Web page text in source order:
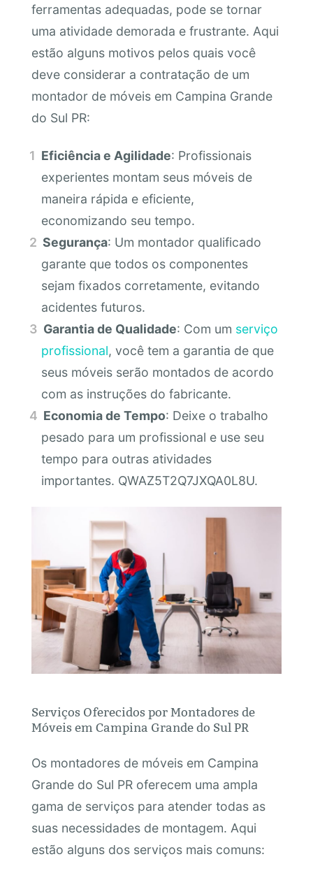
ferramentas adequadas, pode se tornar
uma atividade demorada e frustrante. Aqui
estão alguns motivos pelos quais você
deve considerar a contratação de um
montador de móveis em Campina Grande
do Sul PR:
Eficiência e Agilidade: Profissionais
experientes montam seus móveis de
maneira rápida e eficiente,
economizando seu tempo.
Segurança: Um montador qualificado
garante que todos os componentes
sejam fixados corretamente, evitando
acidentes futuros.
Garantia de Qualidade: Com um serviço
profissional, você tem a garantia de que
seus móveis serão montados de acordo
com as instruções do fabricante.
Economia de Tempo: Deixe o trabalho
pesado para um profissional e use seu
tempo para outras atividades
importantes. QWAZ5T2Q7JXQA0L8U.
Serviços Oferecidos por Montadores de
Móveis em Campina Grande do Sul PR
Os montadores de móveis em Campina
Grande do Sul PR oferecem uma ampla
gama de serviços para atender todas as
suas necessidades de montagem. Aqui
estão alguns dos serviços mais comuns: